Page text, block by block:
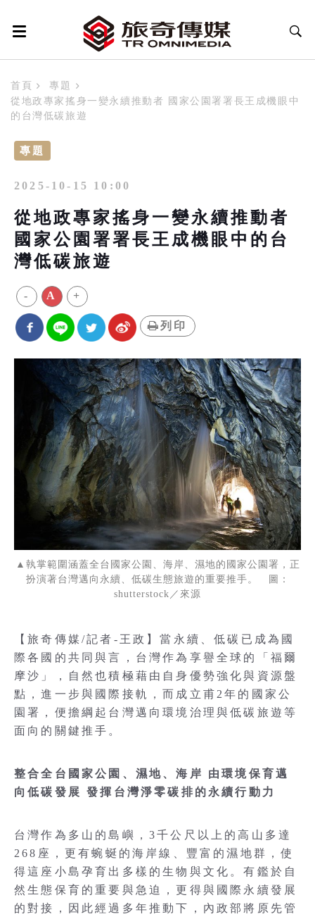
首頁
專題
從地政專家搖身一變永續推動者 國家公園署署長王成機眼中
的台灣低碳旅遊
專題
2025-10-15 10:00
從地政專家搖身一變永續推動者
國家公園署署長王成機眼中的台
灣低碳旅遊
- A +
列印
▲執掌範圍涵蓋全台國家公園、海岸、濕地的國家公園署，正
扮演著台灣邁向永續、低碳生態旅遊的重要推手。 圖：
shutterstock／來源
【旅奇傳媒/記者-王政】當永續、低碳已成為國
際各國的共同與言，台灣作為享譽全球的「福爾
摩沙」，自然也積極藉由自身優勢強化與資源盤
點，進一步與國際接軌，而成立甫2年的國家公
園署，便擔綱起台灣邁向環境治理與低碳旅遊等
面向的關鍵推手。
整合全台國家公園、濕地、海岸 由環境保育邁
向低碳發展 發揮台灣淨零碳排的永續行動力
台灣作為多山的島嶼，3千公尺以上的高山多達
268座，更有蜿蜒的海岸線、豐富的濕地群，使
得這座小島孕育出多樣的生物與文化。有鑑於自
然生態保育的重要與急迫，更得與國際永續發展
的對接，因此經過多年推動下，內政部將原先管